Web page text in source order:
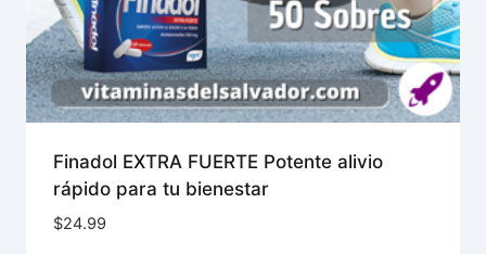
Finadol EXTRA FUERTE Potente alivio
rápido para tu bienestar
$24.99